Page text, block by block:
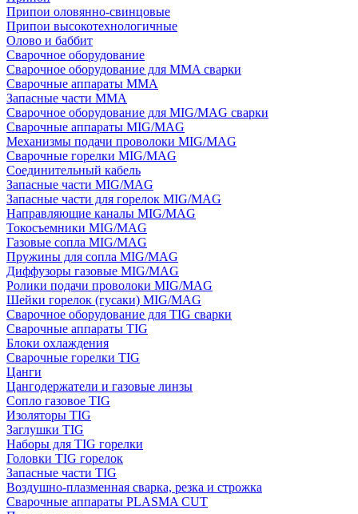
Припои оловянно-свинцовые
Припои высокотехнологичные
Олово и баббит
Сварочное оборудование
Сварочное оборудование для MMA сварки
Сварочные аппараты MMA
Запасные части MMA
Сварочное оборудование для MIG/MAG сварки
Сварочные аппараты MIG/MAG
Механизмы подачи проволоки MIG/MAG
Сварочные горелки MIG/MAG
Соединительный кабель
Запасные части MIG/MAG
Запасные части для горелок MIG/MAG
Направляющие каналы MIG/MAG
Токосъемники MIG/MAG
Газовые сопла MIG/MAG
Пружины для сопла MIG/MAG
Диффузоры газовые MIG/MAG
Ролики подачи проволоки MIG/MAG
Шейки горелок (гусаки) MIG/MAG
Сварочное оборудование для TIG сварки
Сварочные аппараты TIG
Блоки охлаждения
Сварочные горелки TIG
Цанги
Цангодержатели и газовые линзы
Сопло газовое TIG
Изоляторы TIG
Заглушки TIG
Наборы для TIG горелки
Головки TIG горелок
Запасные части TIG
Воздушно-плазменная сварка, резка и строжка
Сварочные аппараты PLASMA CUT